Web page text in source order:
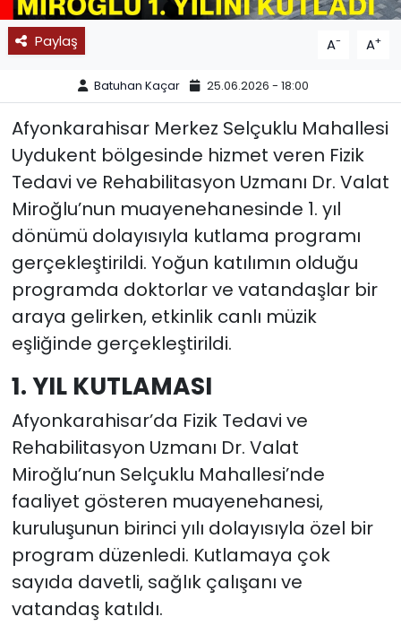
Paylaş A- A+
Batuhan Kaçar 25.06.2026 - 18:00
Afyonkarahisar Merkez Selçuklu Mahallesi
Uydukent bölgesinde hizmet veren Fizik
Tedavi ve Rehabilitasyon Uzmanı Dr. Valat
Miroğlu’nun muayenehanesinde 1. yıl
dönümü dolayısıyla kutlama programı
gerçekleştirildi. Yoğun katılımın olduğu
programda doktorlar ve vatandaşlar bir
araya gelirken, etkinlik canlı müzik
eşliğinde gerçekleştirildi.
1. YIL KUTLAMASI
Afyonkarahisar’da Fizik Tedavi ve
Rehabilitasyon Uzmanı Dr. Valat
Miroğlu’nun Selçuklu Mahallesi’nde
faaliyet gösteren muayenehanesi,
kuruluşunun birinci yılı dolayısıyla özel bir
program düzenledi. Kutlamaya çok
sayıda davetli, sağlık çalışanı ve
vatandaş katıldı.